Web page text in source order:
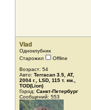
Vlad
Одноклубник
Старожил
Offline
Возраст: 54
Авто: Terracan 3.5, AT,
2004 г., LSD, 115 т. км.,
TOD(Lion)
Город: Санкт-Петербург
Сообщений: 553